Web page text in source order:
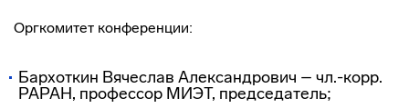
Оргкомитет конференции:
Бархоткин Вячеслав Александрович – чл.-корр.
РАРАН, профессор МИЭТ, председатель;